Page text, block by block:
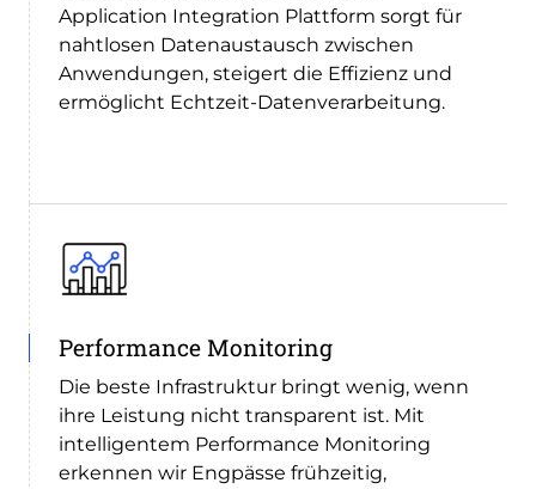
Application Integration Plattform sorgt für
nahtlosen Datenaustausch zwischen
Anwendungen, steigert die Effizienz und
ermöglicht Echtzeit-Datenverarbeitung.
Performance Monitoring
Die beste Infrastruktur bringt wenig, wenn
ihre Leistung nicht transparent ist. Mit
intelligentem Performance Monitoring
erkennen wir Engpässe frühzeitig,